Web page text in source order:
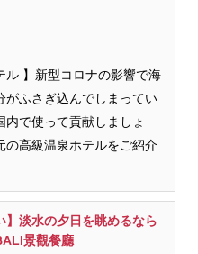
ル 】新型コロナの影響で海
がふさぎ込んでしまってい
内で使って貢献しましょ
の高級温泉ホテルをご紹介
】淡水の夕日を眺めるなら
景觀餐廳